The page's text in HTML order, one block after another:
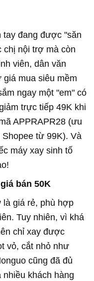
tay đang được "săn
chị nội trợ mà còn
viên, dân văn
mua siêu mềm
ngay một "em" có
trực tiếp 49K khi
APPRAPR28 (ưu
từ 99K). Và
máy xay sinh tố
bán 50K
là giá rẻ, phù hợp
Tuy nhiên, vì khá
chỉ xay được
vỏ, cắt nhỏ như
cũng đã đủ
nhiều khách hàng